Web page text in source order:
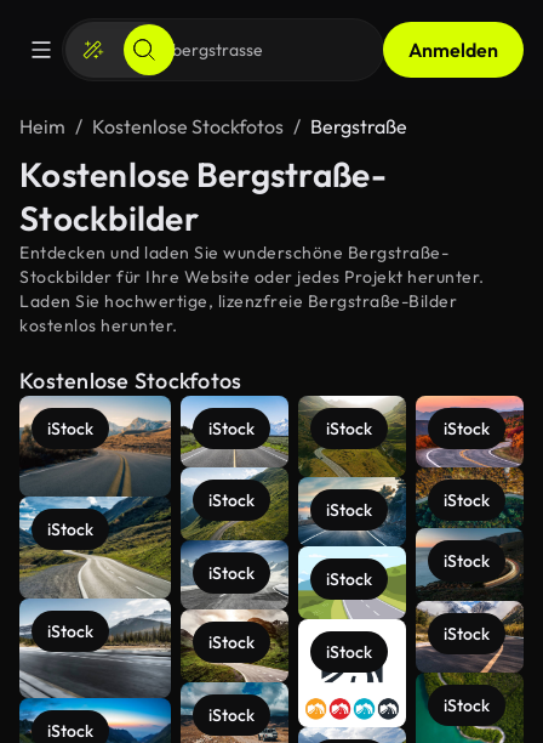
Anmelden
Heim Kostenlose Stockfotos Bergstraße
Kostenlose Bergstraße-
Stockbilder
Entdecken und laden Sie wunderschöne Bergstraße-
Stockbilder für Ihre Website oder jedes Projekt herunter.
Laden Sie hochwertige, lizenzfreie Bergstraße-Bilder
kostenlos herunter.
Kostenlose Stockfotos
iStock
iStock
iStock
iStock
iStock
iStock
iStock
iStock
iStock
iStock
iStock
iStock
iStock
iStock
iStock
iStock
iStock
iStock